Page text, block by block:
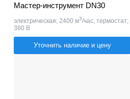
Мастер-инструмент DN30
электрическая; 2400 м3/час; термостат;
380 В
Уточнить наличие и цену